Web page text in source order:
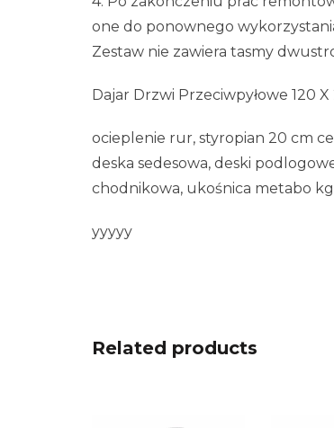
one do ponownego
Zestaw nie zawiera tasmy
Dajar Drzwi Przeciwpyłowe 120
ocieplenie rur, styropian 20 cm
deska sedesowa, deski
chodnikowa, ukośnica metabo
yyyyy
Related products